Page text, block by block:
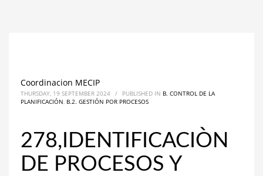
Coordinacion MECIP
THURSDAY, 19 SEPTEMBER 2024 / PUBLISHED IN B. CONTROL DE LA
PLANIFICACIÓN B.2. GESTIÓN POR PROCESOS
278,IDENTIFICACIÒN
DE PROCESOS Y